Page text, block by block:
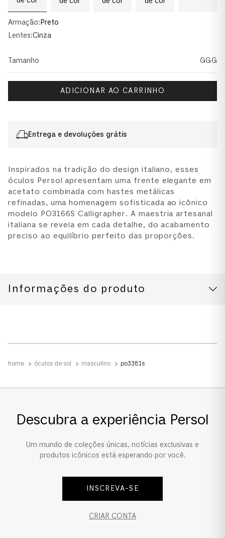
Armação: Preto
Lentes:Cinza
Tamanho GGG
ADICIONAR AO CARRINHO
Entrega e devoluções grátis
Inspirados na tradição do design italiano, esses
óculos Persol apresentam uma frente elegante em
acetato combinada com hastes metálicas
refinadas, uma homenagem sofisticada ao icônico
modelo PO3166S Calligrapher. A maestria artesanal
italiana se revela em cada detalhe, do acabamento
preciso ao equilíbrio perfeito das proporções.
Informações do produto
CUIDADOS COM O PRODUTO
Preto
Cristal
óculos de sol masculino po3381s
Descubra a experiência Persol
Um mundo de coleções únicas, notícias exclusivas e
produtos icônicos está esperando por você.
INSCREVA-SE
CRIAR CONTA